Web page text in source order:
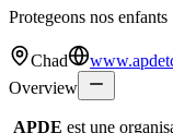
Protegeons nos enfants
Chad
Overview
APDE est une